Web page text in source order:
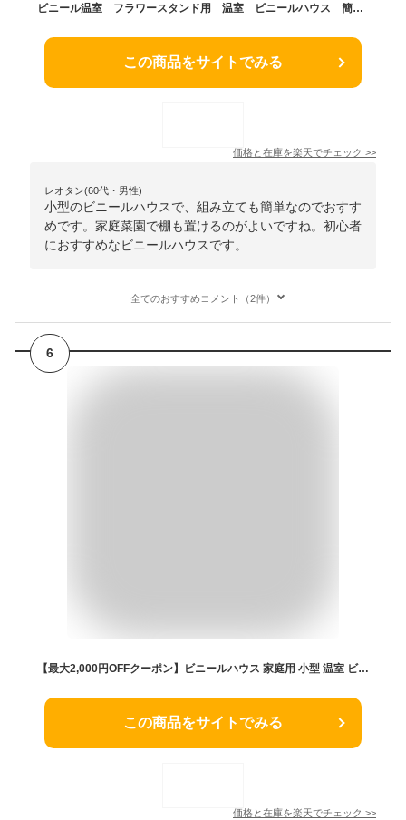
ビニール温室 フラワースタンド用 温室 ビニールハウス 簡易 小型温室 家庭用温室 家庭菜園 フラワースタンド フラワーラック/
この商品をサイトでみる
価格と在庫を楽天でチェック >>
レオタン(60代・男性)
小型のビニールハウスで、組み立ても簡単なのでおすす
めです。家庭菜園で棚も置けるのがよいですね。初心者
におすすめなビニールハウスです。
全てのおすすめコメント（2件）
6
【最大2,000円OFFクーポン】ビニールハウス 家庭用 小型 温室 ビニール温室 大型 横長 2段 3段 4段 ガーデンハウス ガーデニングラック フラワースタンド 屋外 ベランダ カーデニング 棚 ラック フラワー スタンド 室内 観葉植物 メダカ 越冬 家庭菜園 雨よけ 霜よけ
この商品をサイトでみる
価格と在庫を楽天でチェック >>